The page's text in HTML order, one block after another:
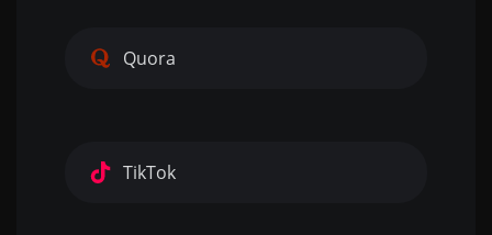
Quora
TikTok